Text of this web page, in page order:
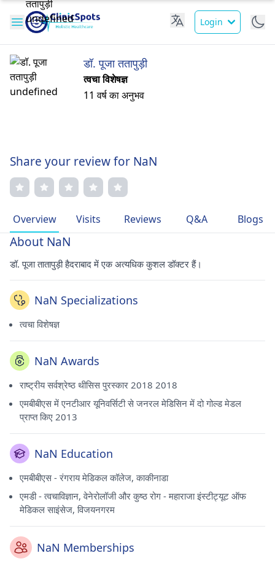
Login
डॉ. पूजा ततापुड़ी
त्वचा विशेषज्ञ
11 वर्ष का अनुभव
Share your review for NaN
Overview Visits Reviews Q&A Blogs
About NaN
डॉ. पूजा तातापुड़ी हैदराबाद में एक अत्यधिक कुशल डॉक्टर हैं।
NaN Specializations
त्वचा विशेषज्ञ
NaN Awards
राष्ट्रीय सर्वश्रेष्ठ थीसिस पुरस्कार 2018 2018
एमबीबीएस में एनटीआर यूनिवर्सिटी से जनरल मेडिसिन में दो गोल्ड मेडल
प्राप्त किए 2013
NaN Education
एमबीबीएस - रंगराय मेडिकल कॉलेज, काकीनाडा
एमडी - त्वचाविज्ञान, वेनेरोलॉजी और कुष्ठ रोग - महाराजा इंस्टीट्यूट ऑफ
मेडिकल साइंसेज, विजयनगरम
NaN Memberships